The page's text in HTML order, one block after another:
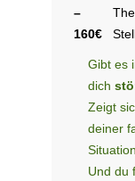
–
160€
Gibt es
dich
Zeigt
deiner
Situation
Und du